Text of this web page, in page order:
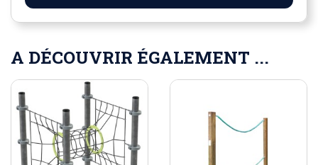
A DÉCOUVRIR ÉGALEMENT ...